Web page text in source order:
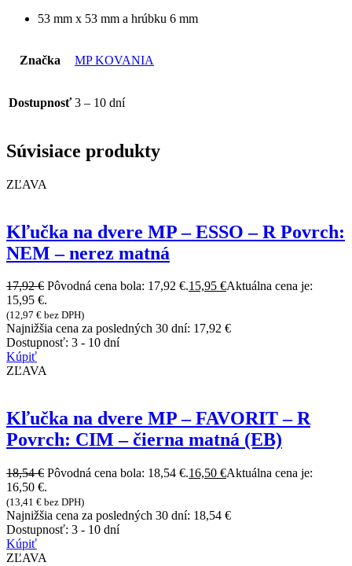
53 mm x 53 mm a hrúbku 6 mm
Značka MP KOVANIA
Dostupnosť 3 – 10 dní
Súvisiace produkty
ZĽAVA
Kľučka na dvere MP – ESSO – R Povrch:
NEM – nerez matná
17,92€ Pôvodná cena bola: 17,92 €.15,95 €Aktuálna cena je:
15,95 €.
(12,97 € bez DPH)
Najnižšia cena za posledných 30 dní: 17,92 €
Dostupnosť: 3 - 10 dní
Kúpiť
ZĽAVA
Kľučka na dvere MP – FAVORIT – R
Povrch: CIM – čierna matná (EB)
18,54€ Pôvodná cena bola: 18,54 €.16,50 €Aktuálna cena je:
16,50 €.
(13,41 € bez DPH)
Najnižšia cena za posledných 30 dní: 18,54 €
Dostupnosť: 3 - 10 dní
Kúpiť
ZĽAVA